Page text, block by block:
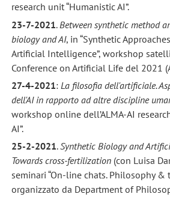
research unit “Humanistic AI”.
23-7-2021. Between synthetic method
biology and AI, in “Synthetic
Artificial Intelligence”, workshop
Conference on Artificial Life del 2021
27-4-2021: La filosofia dell'artificiale.
dell'AI in rapporto ad altre discipline
workshop online dell’ALMA-AI
AI”.
25-2-2021.Synthetic Biology and
Towards cross-fertilization(con Luisa
seminari “On-line chats. Philosophy &
organizzato da Department of